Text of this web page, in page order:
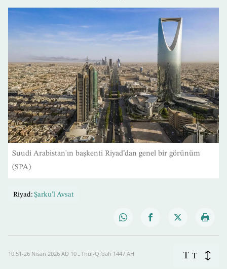
Suudi Arabistan'ın başkenti Riyad’dan genel bir görünüm
(SPA)
Riyad: Şarku’l Avsat
10:51-26 Nisan 2026 AD ـ 10 Thul-Qi’dah 1447 AH T T